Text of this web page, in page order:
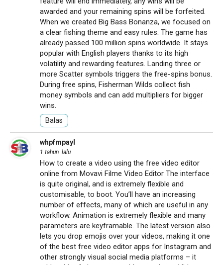
awarded and your remaining spins will be forfeited.
When we created Big Bass Bonanza, we focused on
a clear fishing theme and easy rules. The game has
already passed 100 million spins worldwide. It stays
popular with English players thanks to its high
volatility and rewarding features. Landing three or
more Scatter symbols triggers the free-spins bonus.
During free spins, Fisherman Wilds collect fish
money symbols and can add multipliers for bigger
wins.
Balas
whpfmpayl
1 tahun lalu
How to create a video using the free video editor
online from Movavi Filme Video Editor The interface
is quite original, and is extremely flexible and
customisable, to boot. You’ll have an increasing
number of effects, many of which are useful in any
workflow. Animation is extremely flexible and many
parameters are keyframable. The latest version also
lets you drop emojis over your videos, making it one
of the best free video editor apps for Instagram and
other strongly visual social media platforms – it